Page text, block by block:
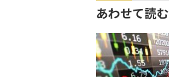
あわせて読む